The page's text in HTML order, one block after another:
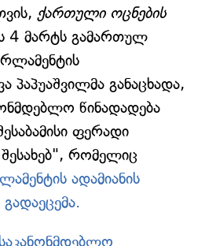
ქართული ოცნების
4 მარტს გამართულ
პაპუაშვილმა განაცხადა,
წინადადება
ფერადი
რომელიც
ადამიანის